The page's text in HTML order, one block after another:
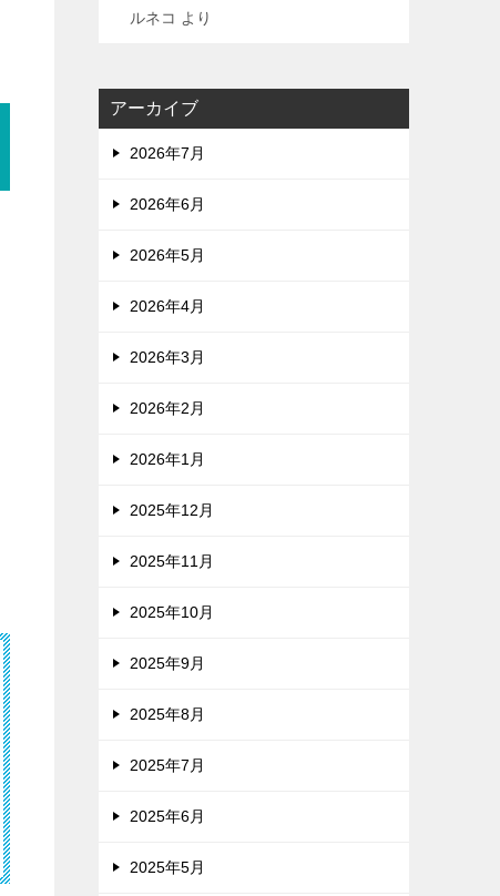
ルネコ より
アーカイブ
2026年7月
2026年6月
2026年5月
2026年4月
2026年3月
2026年2月
2026年1月
2025年12月
2025年11月
2025年10月
2025年9月
2025年8月
2025年7月
2025年6月
2025年5月